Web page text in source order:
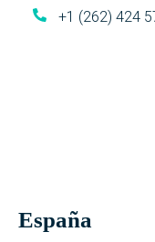
+1 (262) 424
España